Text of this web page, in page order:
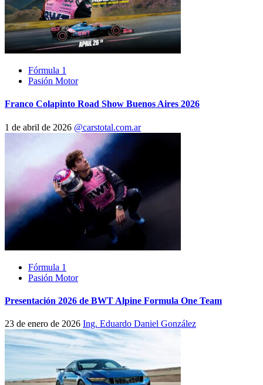
Fórmula 1
Pasión Motor
Franco Colapinto Road Show Buenos Aires 2026
1 de abril de 2026 @carstotal.com.ar
Fórmula 1
Pasión Motor
Presentación 2026 de BWT Alpine Formula One Team
23 de enero de 2026 Ing. Eduardo Daniel González